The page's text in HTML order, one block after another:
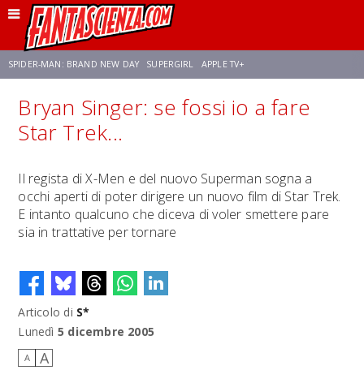
SPIDER-MAN: BRAND NEW DAY SUPERGIRL APPLE TV+
FRANCO RICCIARDIELLO ZENDAYA AVENGERS: DOOMSDAY STAR TREK
Bryan Singer: se fossi io a fare
Star Trek...
Il regista di X-Men e del nuovo Superman sogna a
occhi aperti di poter dirigere un nuovo film di Star Trek.
E intanto qualcuno che diceva di voler smettere pare
sia in trattative per tornare
Articolo di S*
Lunedì 5 dicembre 2005
A A